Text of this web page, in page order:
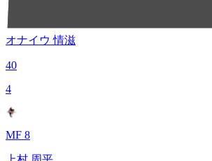
MF 27
オナイウ 情滋
40
4
MF 8